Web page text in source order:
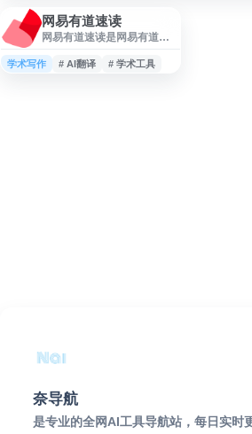
网易有道速读
网易有道速读是网易有道推
具，主要面向科研学者、学
生等学术群体。平台提供AI
学术写作 # AI翻译 # 学术工具
奈导航
是专业的全网AI工具导航站，每日实时